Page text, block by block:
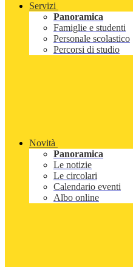
Servizi
Panoramica
Famiglie e studenti
Personale scolastico
Percorsi di studio
Novità
Panoramica
Le notizie
Le circolari
Calendario eventi
Albo online